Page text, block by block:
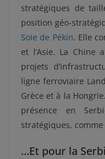
stratégiques de
position géo-
Soie de Pékin. Elle
et l’Asie. La Chine
projets
ligne ferroviaire
Grèce et à la
présence en
stratégiques,
…Et pour la